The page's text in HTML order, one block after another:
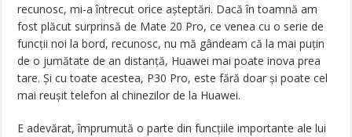
recunosc, mi-a întrecut orice așteptări. Dacă în toamnă am
fost plăcut surprinsă de Mate 20 Pro, ce venea cu o serie de
funcții noi la bord, recunosc, nu mă gândeam că la mai puțin
de o jumătate de an distanță, Huawei mai poate inova prea
tare. Și cu toate acestea, P30 Pro, este fără doar și poate cel
mai reușit telefon al chinezilor de la Huawei.
E adevărat, împrumută o parte din funcțiile importante ale lui